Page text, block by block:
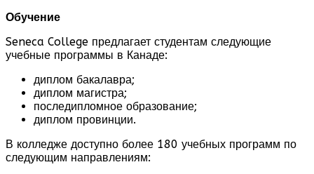
Обучение
Seneca College предлагает студентам следующие
учебные программы в Канаде:
диплом бакалавра;
диплом магистра;
последипломное образование;
диплом провинции.
В колледже доступно более 180 учебных программ по
следующим направлениям: